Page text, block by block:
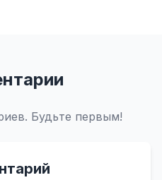
Будьте первым!